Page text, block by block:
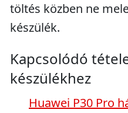
töltés közben ne
készülék.
Kapcsolódó
készülékhez
Huawei P30 Pro